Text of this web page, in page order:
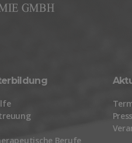
Berufe